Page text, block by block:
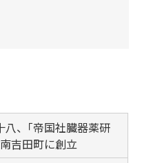
八、｢帝国社臓器薬研
吉田町に創立